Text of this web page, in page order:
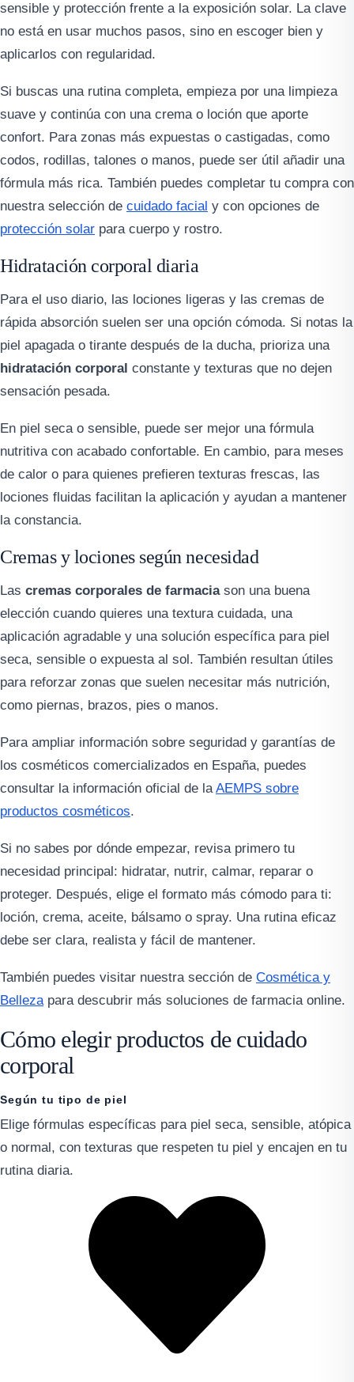
sensible y protección frente a la exposición solar. La clave
no está en usar muchos pasos, sino en escoger bien y
aplicarlos con regularidad.
Si buscas una rutina completa, empieza por una limpieza
suave y continúa con una crema o loción que aporte
confort. Para zonas más expuestas o castigadas, como
codos, rodillas, talones o manos, puede ser útil añadir una
fórmula más rica. También puedes completar tu compra con
nuestra selección de cuidado facial y con opciones de
protección solar para cuerpo y rostro.
Hidratación corporal diaria
Para el uso diario, las lociones ligeras y las cremas de
rápida absorción suelen ser una opción cómoda. Si notas la
piel apagada o tirante después de la ducha, prioriza una
hidratación corporal constante y texturas que no dejen
sensación pesada.
En piel seca o sensible, puede ser mejor una fórmula
nutritiva con acabado confortable. En cambio, para meses
de calor o para quienes prefieren texturas frescas, las
lociones fluidas facilitan la aplicación y ayudan a mantener
la constancia.
Cremas y lociones según necesidad
Las cremas corporales de farmaciason una buena
elección cuando quieres una textura cuidada, una
aplicación agradable y una solución específica para piel
seca, sensible o expuesta al sol. También resultan útiles
para reforzar zonas que suelen necesitar más nutrición,
como piernas, brazos, pies o manos.
Para ampliar información sobre seguridad y garantías de
los cosméticos comercializados en España, puedes
consultar la información oficial de laAEMPS sobre
productos cosméticos.
Si no sabes por dónde empezar, revisa primero tu
necesidad principal: hidratar, nutrir, calmar, reparar o
proteger. Después, elige el formato más cómodo para ti:
loción, crema, aceite, bálsamo o spray. Una rutina eficaz
debe ser clara, realista y fácil de mantener.
También puedes visitar nuestra sección de Cosmética y
Bellezapara descubrir más soluciones de farmacia online.
Cómo elegir productos de cuidado
corporal
Según tu tipo de piel
Elige fórmulas específicas para piel seca, sensible, atópica
o normal, con texturas que respeten tu piel y encajen en tu
rutina diaria.